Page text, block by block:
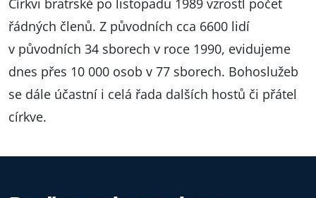
Církvi bratrské po listopadu 1989 vzrostl počet
řádných členů. Z původních cca 6600 lidí
v původních 34 sborech v roce 1990, evidujeme
dnes přes 10 000 osob v 77 sborech. Bohoslužeb
se dále účastní i celá řada dalších hostů či přátel
církve.